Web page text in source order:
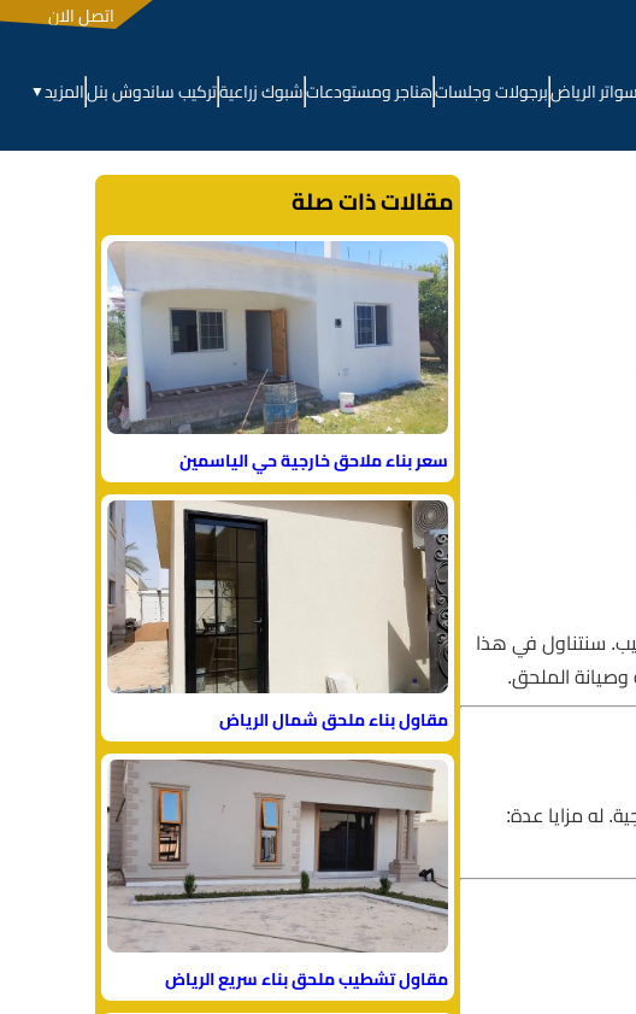
اتصل الان
سواتر الرياضبرجولات وجلساتهناجر ومستودعاتشبوك زراعيةتركيب ساندوش بنلالمزيد▼
سنتناول في هذا
وصيانة الملحق.
له مزايا عدة:
مقالات ذات صلة
سعر بناء ملاحق خارجية حي الياسمين
مقاول بناء ملحق شمال الرياض
مقاول تشطيب ملحق بناء سريع الرياض